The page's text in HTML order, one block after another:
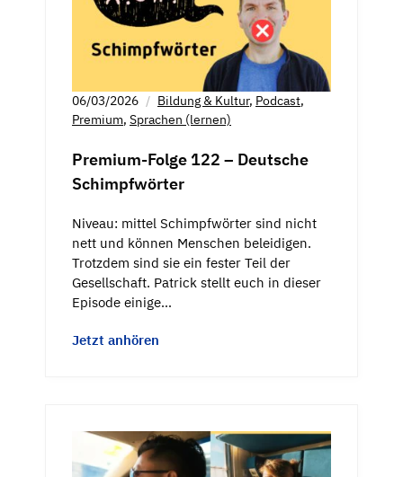
06/03/2026 Bildung & Kultur, Podcast,
Premium, Sprachen (lernen)
Premium-Folge 122 – Deutsche
Schimpfwörter
Niveau: mittel Schimpfwörter sind nicht
nett und können Menschen beleidigen.
Trotzdem sind sie ein fester Teil der
Gesellschaft. Patrick stellt euch in dieser
Episode einige…
Jetzt anhören